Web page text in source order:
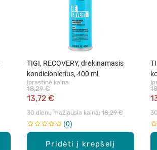
Pridėti į krepšelį
TIGI, RECOVERY, drėkinamasis
kondicionierius, 400 ml
Įprastinė kaina
13,72 €
18,29 €
30 dienų mažiausia kaina: 18,29 €
0